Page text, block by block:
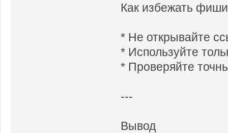
Как избежать
* Не открывайте
* Используйте
* Проверяйте
---
Вывод